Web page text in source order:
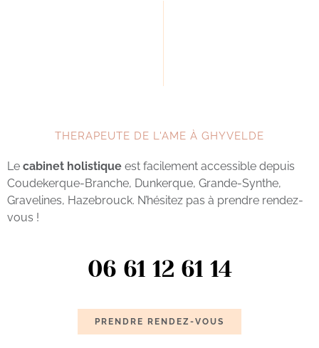
THERAPEUTE DE L'AME À GHYVELDE
Le cabinet holistique est facilement accessible depuis
Coudekerque-Branche, Dunkerque, Grande-Synthe,
Gravelines, Hazebrouck. N’hésitez pas à prendre rendez-
vous !
06 61 12 61 14
PRENDRE RENDEZ-VOUS